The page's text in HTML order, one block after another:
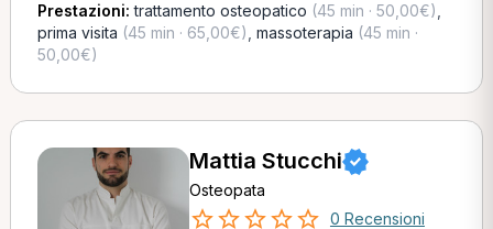
Prestazioni:trattamento osteopatico (45 min · 50,00€)
prima visita (45 min · 65,00€) massoterapia (45 min ·
50,00€)
Mattia Stucchi
Osteopata
0 Recensioni